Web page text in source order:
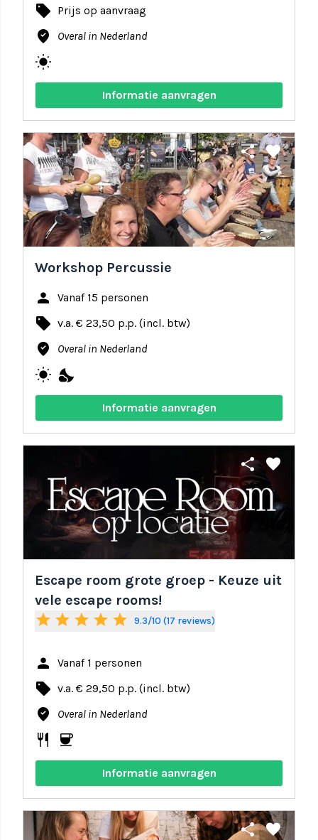
local_offer Prijs op aanvraag
where_to_vote Overal in Nederland
wb_sunny
Informatie aanvragen
share favorite
Workshop Percussie
person Vanaf 15 personen
local_offer v.a. € 23,50 p.p. (incl. btw)
where_to_vote Overal in Nederland
wb_sunny nights_stay
Informatie aanvragen
share favorite
Escape room grote groep - Keuze uit
vele escape rooms!
star star star star star 9.3/10 (17 reviews)
person Vanaf 1 personen
local_offer v.a. € 29,50 p.p. (incl. btw)
where_to_vote Overal in Nederland
restaurant coffee
Informatie aanvragen
share favorite